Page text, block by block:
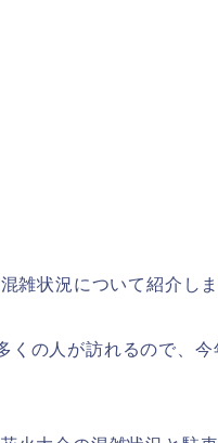
雑状況について紹介しま
くの人が訪れるので、